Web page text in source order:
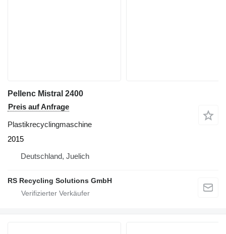
Pellenc Mistral 2400
Preis auf Anfrage
Plastikrecyclingmaschine
2015
Deutschland, Juelich
RS Recycling Solutions GmbH